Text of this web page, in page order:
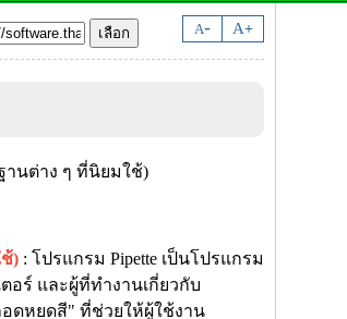
A- A+
) : โปรแกรม Pipette เป็นโปรแกรม
อร์ และผู้ที่ทำงานเกี่ยวกับ
ดหยดสี" ที่ช่วยให้ผู้ใช้งาน